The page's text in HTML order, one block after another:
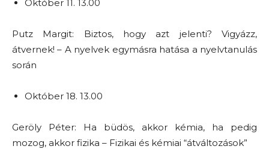
Október 11. 13.00
Putz Margit: Biztos, hogy azt jelenti? Vigyázz,
átvernek! – A nyelvek egymásra hatása a nyelvtanulás
során
Október 18. 13.00
Geröly Péter: Ha büdös, akkor kémia, ha pedig
mozog, akkor fizika – Fizikai és kémiai “átváltozások”